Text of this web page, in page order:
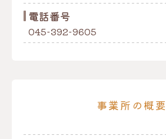
電話番号
045-392-9605
事業所の概要